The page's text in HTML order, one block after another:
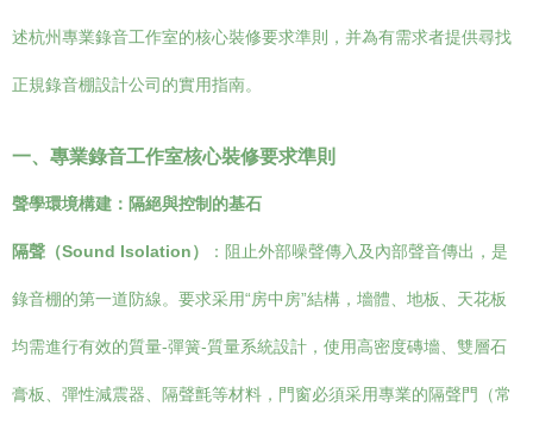
述杭州專業錄音工作室的核心裝修要求準則，并為有需求者提供尋找
正規錄音棚設計公司的實用指南。
一、專業錄音工作室核心裝修要求準則
聲學環境構建：隔絕與控制的基石
隔聲（Sound Isolation） ：阻止外部噪聲傳入及內部聲音傳出，是
錄音棚的第一道防線。要求采用“房中房”結構，墻體、地板、天花板
均需進行有效的質量-彈簧-質量系統設計，使用高密度磚墻、雙層石
膏板、彈性減震器、隔聲氈等材料，門窗必須采用專業的隔聲門（常